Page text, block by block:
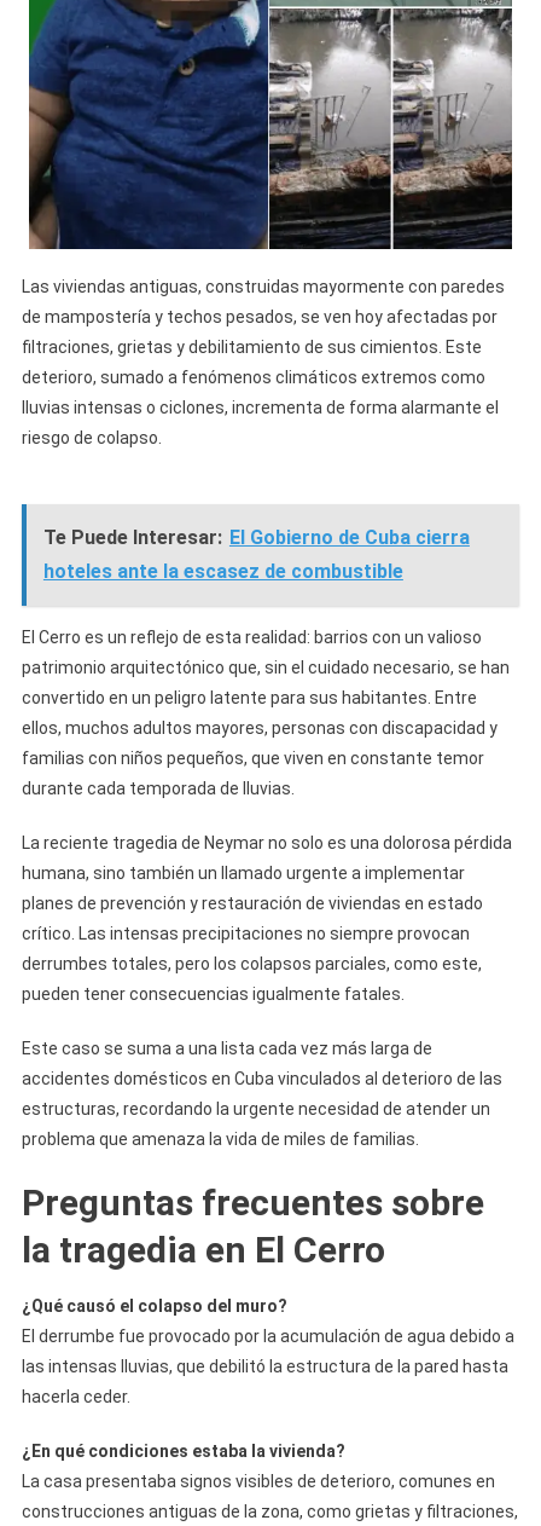
Las viviendas antiguas, construidas mayormente con paredes
de mampostería y techos pesados, se ven hoy afectadas por
filtraciones, grietas y debilitamiento de sus cimientos. Este
deterioro, sumado a fenómenos climáticos extremos como
lluvias intensas o ciclones, incrementa de forma alarmante el
riesgo de colapso.
Te Puede Interesar: El Gobierno de Cuba cierra
hoteles ante la escasez de combustible
El Cerro es un reflejo de esta realidad: barrios con un valioso
patrimonio arquitectónico que, sin el cuidado necesario, se han
convertido en un peligro latente para sus habitantes. Entre
ellos, muchos adultos mayores, personas con discapacidad y
familias con niños pequeños, que viven en constante temor
durante cada temporada de lluvias.
La reciente tragedia de Neymar no solo es una dolorosa pérdida
humana, sino también un llamado urgente a implementar
planes de prevención y restauración de viviendas en estado
crítico. Las intensas precipitaciones no siempre provocan
derrumbes totales, pero los colapsos parciales, como este,
pueden tener consecuencias igualmente fatales.
Este caso se suma a una lista cada vez más larga de
accidentes domésticos en Cuba vinculados al deterioro de las
estructuras, recordando la urgente necesidad de atender un
problema que amenaza la vida de miles de familias.
Preguntas frecuentes sobre
la tragedia en El Cerro
¿Qué causó el colapso del muro?
El derrumbe fue provocado por la acumulación de agua debido a
las intensas lluvias, que debilitó la estructura de la pared hasta
hacerla ceder.
¿En qué condiciones estaba la vivienda?
La casa presentaba signos visibles de deterioro, comunes en
construcciones antiguas de la zona, como grietas y filtraciones,